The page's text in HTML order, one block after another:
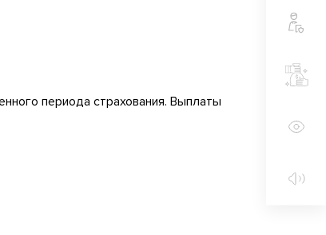
периода страхования. Выплаты